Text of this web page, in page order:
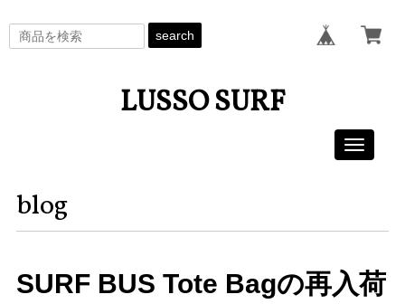
search
LUSSO SURF
Toggle
blog
SURF BUS Tote Bagの再入荷